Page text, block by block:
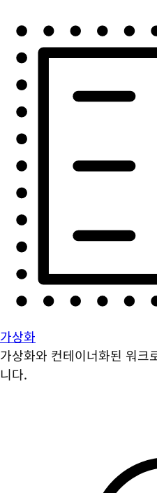
가상화
가상화와 컨테이너화된 워크
니다.